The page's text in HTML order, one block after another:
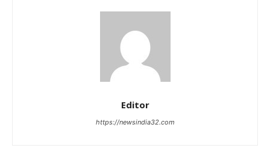
Editor
https://newsindia32.com